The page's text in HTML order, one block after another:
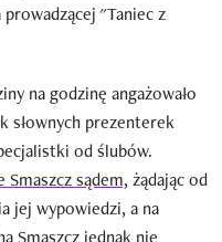
prowadzącej "Taniec z
na godzinę angażowało
słownych prezenterek
od ślubów.
Smaszcz sądem,żądając od
jej wypowiedzi, a na
Smaszcz jednak nie